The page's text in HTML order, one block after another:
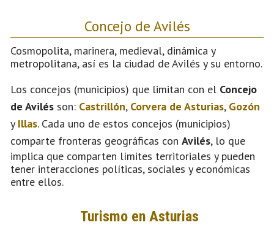
Concejo de Avilés
Cosmopolita, marinera, medieval, dinámica y
metropolitana, así es la ciudad de Avilés y su entorno.
Los concejos (municipios) que limitan con el Concejo
de Avilés son: Castrillón, Corvera de Asturias, Gozón
y Illas. Cada uno de estos concejos (municipios)
comparte fronteras geográficas con Avilés, lo que
implica que comparten límites territoriales y pueden
tener interacciones políticas, sociales y económicas
entre ellos.